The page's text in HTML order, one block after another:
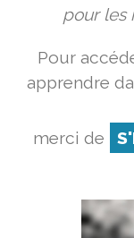
pour les
Pour
apprendre
merci de